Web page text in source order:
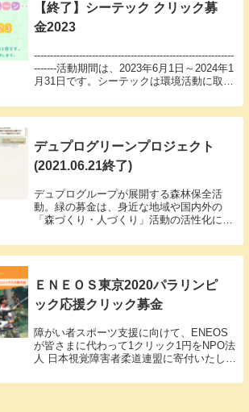
【終了】シーテック クリック募
金2023
--------------------------------------------------------------
-------活動期間は、2023年6月1日～2024年1
月31日です。シーテックは環境活動に取り
デュプログリーンプロジェクト
(2021.06.21終了)
デュプログループが展開する森林保全活
動。緑の募金は、身近な地域や国内外の
「森づくり・人づくり」活動の活性化に活
ＥＮＥＯＳ東京2020パラリンピ
ック応援クリック募金
障がい者スポーツ支援に向けて、ENEOS
が皆さまに代わって1クリック1円をNPO法
人 日本視覚障害者柔道連盟に寄付いたしま